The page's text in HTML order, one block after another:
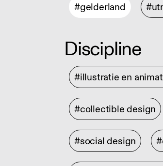
#gelderland
Discipline
#illustratie en
#collectible design
#social design